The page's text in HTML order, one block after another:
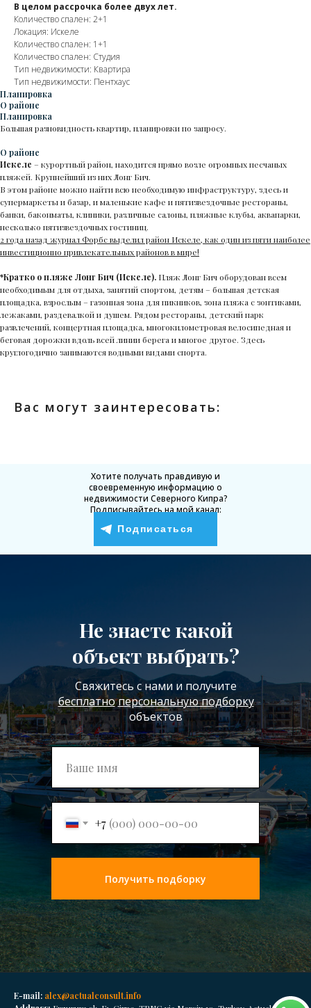
В целом рассрочка более двух лет.
Количество спален: 2+1
Локация: Искеле
Количество спален: 1+1
Количество спален: Студия
Тип недвижимости: Квартира
Тип недвижимости: Пентхаус
Планировка
О районе
Планировка
Большая разновидность квартир, планировки по запросу.
О районе
Искеле – курортный район, находится прямо возле огромных песчаных
пляжей. Крупнейший из них Лонг Бич.
В этом районе можно найти всю необходимую инфраструктуру, здесь и
супермаркеты и базар, и маленькие кафе и пятизвездочные рестораны,
банки, баконматы, клиники, различные салоны, пляжные клубы, аквапарки,
несколько пятизвездочных гостиниц.
2 года назад журнал Форбс выделил район Искеле, как один из пяти наиболее
инвестиционно привлекательных районов в мире!
*Кратко о пляже Лонг Бич (Искеле). Пляж Лонг Бич оборудован всем
необходимым для отдыха, занятий спортом, детям – большая детская
площадка, взрослым – газонная зона для пикников, зона пляжа с зонтиками,
лежаками, раздевалкой и душем. Рядом рестораны, детский парк
развлечений, концертная площадка, многокилометровая велосипедная и
беговая дорожки вдоль всей линии берега и многое другое. Здесь
круглогодично занимаются водными видами спорта.
Вас могут заинтересовать:
Подписаться
Хотите получать правдивую и
своевременную информацию о
недвижимости Северного Кипра?
Подписывайтесь на мой канал:
Подписаться
Не знаете какой
объект выбрать?
Свяжитесь с нами и получите
бесплатноперсональную подборку
объектов
+7
Получить подборку
E-mail: alex@actualconsult.info